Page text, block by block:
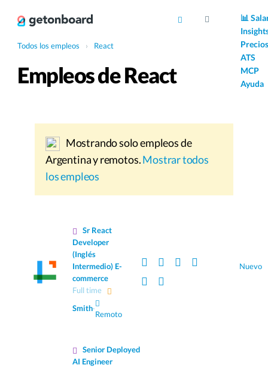
📊
Precios
ATS
MCP
Ayuda
Todos los empleos › React
Empleos de React
Mostrando solo empleos de
Argentina y remotos.Mostrar todos
los empleos
Sr React
Developer
(Inglés
Intermedio) E-
commerce
Full time
Smith·
Remoto
Nuevo
Senior Deployed
AI Engineer